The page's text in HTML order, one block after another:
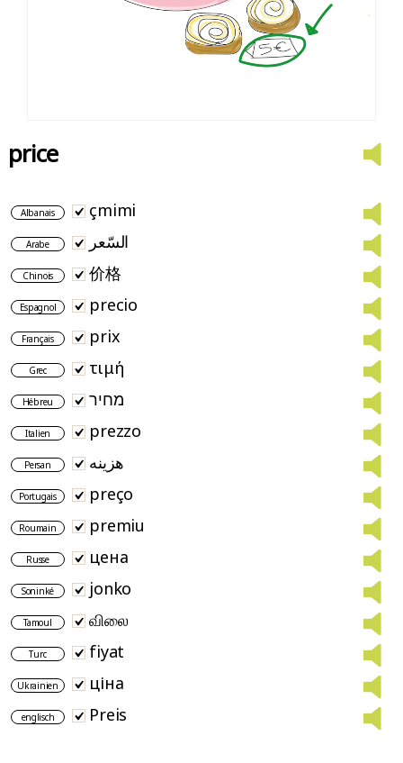
price
Albanais çmimi
Arabe السّعر
Chinois 价格
Espagnol precio
Français prix
Grec τιμή
Hébreu מחיר
Italien prezzo
Persan هزینه
Portugais preço
Roumain premiu
Russe цена
Soninké jonko
Tamoul விலை
Turc fiyat
Ukrainien ціна
englisch Preis